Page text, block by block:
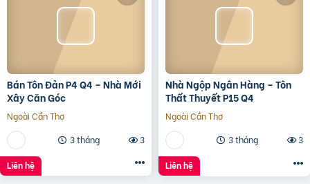
Bán Tôn Đản P4 Q4 – Nhà Mới
Xây Căn Góc
Ngoài Cần Thơ
3 tháng
3
Liên hệ
Nhà Ngộp Ngân Hàng – Tôn
Thất Thuyết P15 Q4
Ngoài Cần Thơ
3 tháng
3
Liên hệ